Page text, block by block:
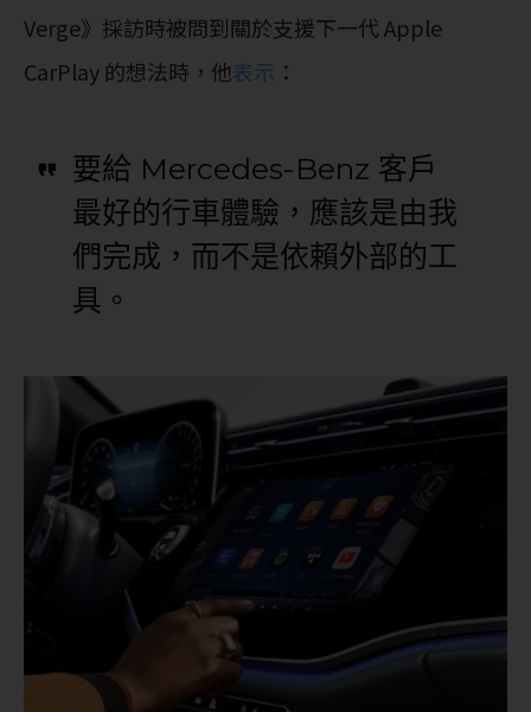
Verge》採訪時被問到關於支援下一代 Apple
CarPlay 的想法時，他表示 ：
要給 Mercedes-Benz 客戶
最好的行車體驗，應該是由我
們完成，而不是依賴外部的工
具。